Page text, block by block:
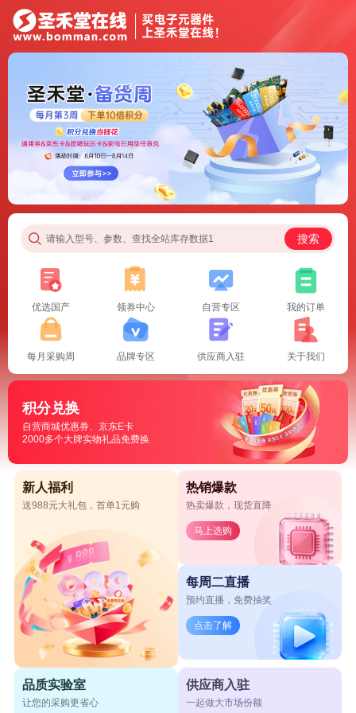
请输入型号、参数、查找全站库存数据1 搜索
优选国产 领券中心 自营专区 我的订单
每月采购周 品牌专区 供应商入驻 关于我们
积分兑换
自营商城优惠券、京东E卡
2000多个大牌实物礼品免费换
新人福利
送988元大礼包，首单1元购
热销爆款
热卖爆款，现货直降
马上选购
每周二直播
预约直播，免费抽奖
点击了解
品质实验室
让您的采购更省心
供应商入驻
一起做大市场份额